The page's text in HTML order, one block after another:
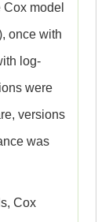
model
once with
log-
were
versions
was
Cox